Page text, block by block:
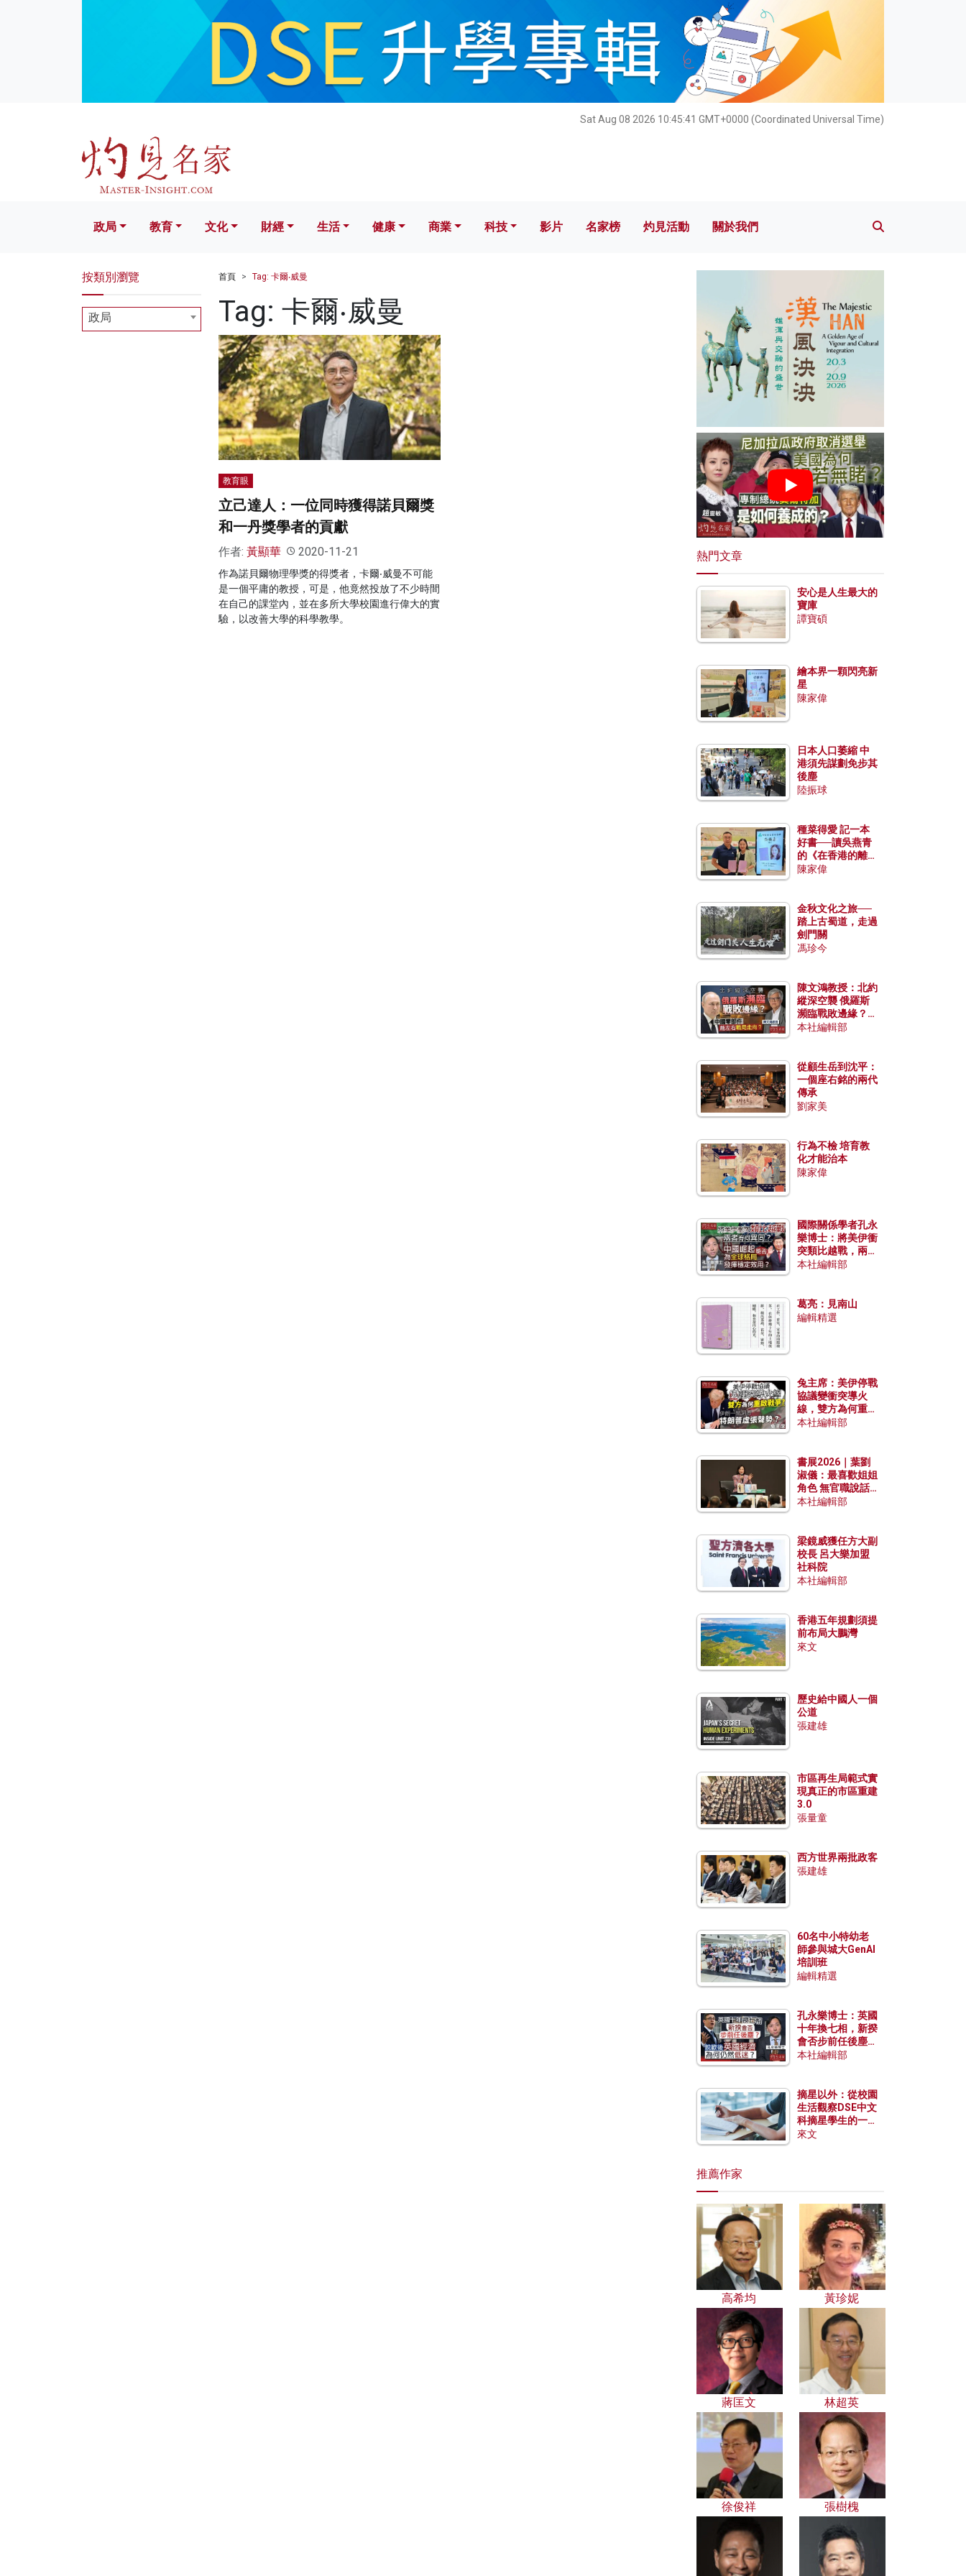
Sat Aug 08 2026 10:45:42 GMT+0000 (Coordinated Universal Time)
文化 財經 生活 健康 科技 影片 名家榜 灼見活動 關於我們
政局 教育 文化 財經 生活 健康 商業 科技 影片 名家榜 灼見活動 關於我們
首頁 Tag: 卡爾‧威曼
Tag: 卡爾‧威曼
教育眼
立己達人：一位同時獲得諾貝爾獎
和一丹獎學者的貢獻
作者: 黃顯華 2020-11-21
作為諾貝爾物理學獎的得獎者，卡爾‧威曼不可能
是一個平庸的教授，可是，他竟然投放了不少時間
在自己的課堂內，並在多所大學校園進行偉大的實
驗，以改善大學的科學教學。
按類別瀏覽
政局
熱門文章
安心是人生最大的
寶庫
譚寶碩
繪本界一顆閃亮新
星
陳家偉
日本人口萎縮 中
港須先謀劃免步其
後塵
陸振球
種菜得愛 記一本
好書──讀吳燕青
的《在香港的離島
種菜》
陳家偉
金秋文化之旅──
踏上古蜀道，走過
劍門關
馮珍今
陳文鴻教授：北約
縱深空襲 俄羅斯
瀕臨戰敗邊緣？中
國零部件能左右戰
本社編輯部
從顧生岳到沈平：
一個座右銘的兩代
傳承
劉家美
行為不檢 培育教
化才能治本
陳家偉
國際關係學者孔永
樂博士：將美伊衝
突類比越戰，兩者
有何異同？中國崛
本社編輯部
葛亮：見南山
編輯精選
兔主席：美伊停戰
協議變衝突導火
線，雙方為何重啟
戰爭？伊朗一早洞
本社編輯部
書展2026｜葉劉
淑儀：最喜歡姐姐
角色 無官職說話
包袱少
本社編輯部
梁鏡威獲任方大副
校長 呂大樂加盟
社科院
本社編輯部
香港五年規劃須提
前布局大鵬灣
來文
歷史給中國人一個
公道
張建雄
市區再生局範式實
現真正的市區重建
3.0
張量童
西方世界兩批政客
張建雄
60名中小特幼老
師參與城大GenAI
培訓班
編輯精選
孔永樂博士：英國
十年換七相，新揆
會否步前任後塵？
脫歐後英國經濟為
本社編輯部
摘星以外：從校園
生活觀察DSE中文
科摘星學生的一點
特質
來文
推薦作家
高希均 黃珍妮
蔣匡文 林超英
徐俊祥 張樹槐